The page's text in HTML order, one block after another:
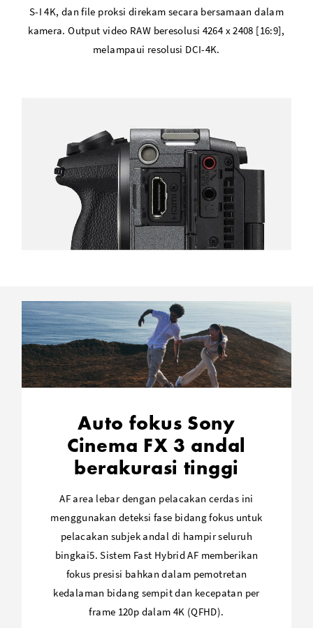
S-I 4K, dan file proksi direkam secara bersamaan dalam
kamera. Output video RAW beresolusi 4264 x 2408 [16:9],
melampaui resolusi DCI-4K.
Auto fokus Sony
Cinema FX 3 andal
berakurasi tinggi
AF area lebar dengan pelacakan cerdas ini
menggunakan deteksi fase bidang fokus untuk
pelacakan subjek andal di hampir seluruh
bingkai5. Sistem Fast Hybrid AF memberikan
fokus presisi bahkan dalam pemotretan
kedalaman bidang sempit dan kecepatan per
frame 120p dalam 4K (QFHD).